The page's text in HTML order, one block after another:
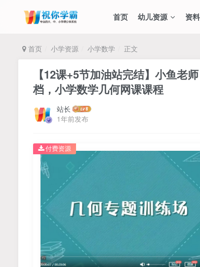
首页 幼儿资源 资
首页 小学资源 小学数学 正文
【12课+5节加油站完结】小鱼老
档，小学数学几何网课课程
站长
1年前发布
付费资源